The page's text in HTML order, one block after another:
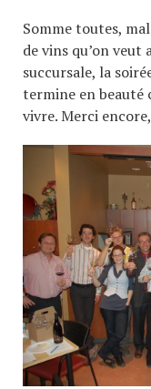
Somme toutes,
de vins qu’on veut
succursale, la
termine en beauté
vivre. Merci